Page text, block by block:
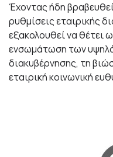
Έχοντας ήδη
ρυθμίσεις εταιρικής
εξακολουθεί να θέτει
ενσωμάτωση των
διακυβέρνησης, τη
εταιρική κοινωνική